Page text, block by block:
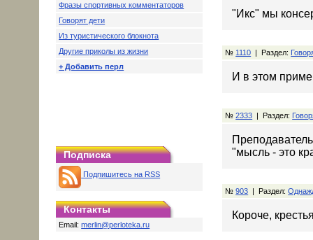
Фразы спортивных комментаторов
Говорят дети
Из туристического блокнота
Другие приколы из жизни
+ Добавить перл
Подписка
Подпишитесь на RSS
Контакты
Email:merlin@perloteka.ru
"Икс" мы
№ 1110 | Раздел:
И в этом
№2333 | Раздел:
"мысль - это
№903 | Раздел:
Короче,